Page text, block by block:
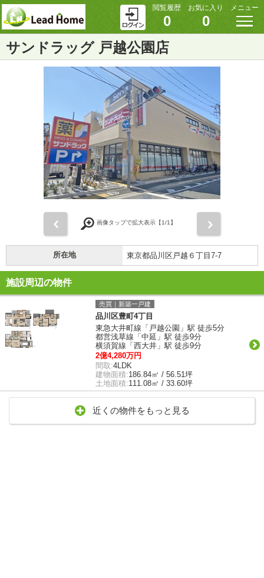
閲覧履歴
0
お気に入り
0
メニュー
サンドラッグ 戸越公園店
画像タップで拡大表示【1/1】
所在地 東京都品川区戸越６丁目7-7
施設周辺の物件
売買｜新築一戸建
品川区豊町4丁目
東急大井町線「戸越公園」駅 徒歩5分
都営浅草線「中延」駅 徒歩9分
横須賀線「西大井」駅 徒歩9分
2億4,280万円
間取:4LDK
建物面積:186.84㎡ / 56.51坪
土地面積:111.08㎡ / 33.60坪
近くの物件をもっと見る